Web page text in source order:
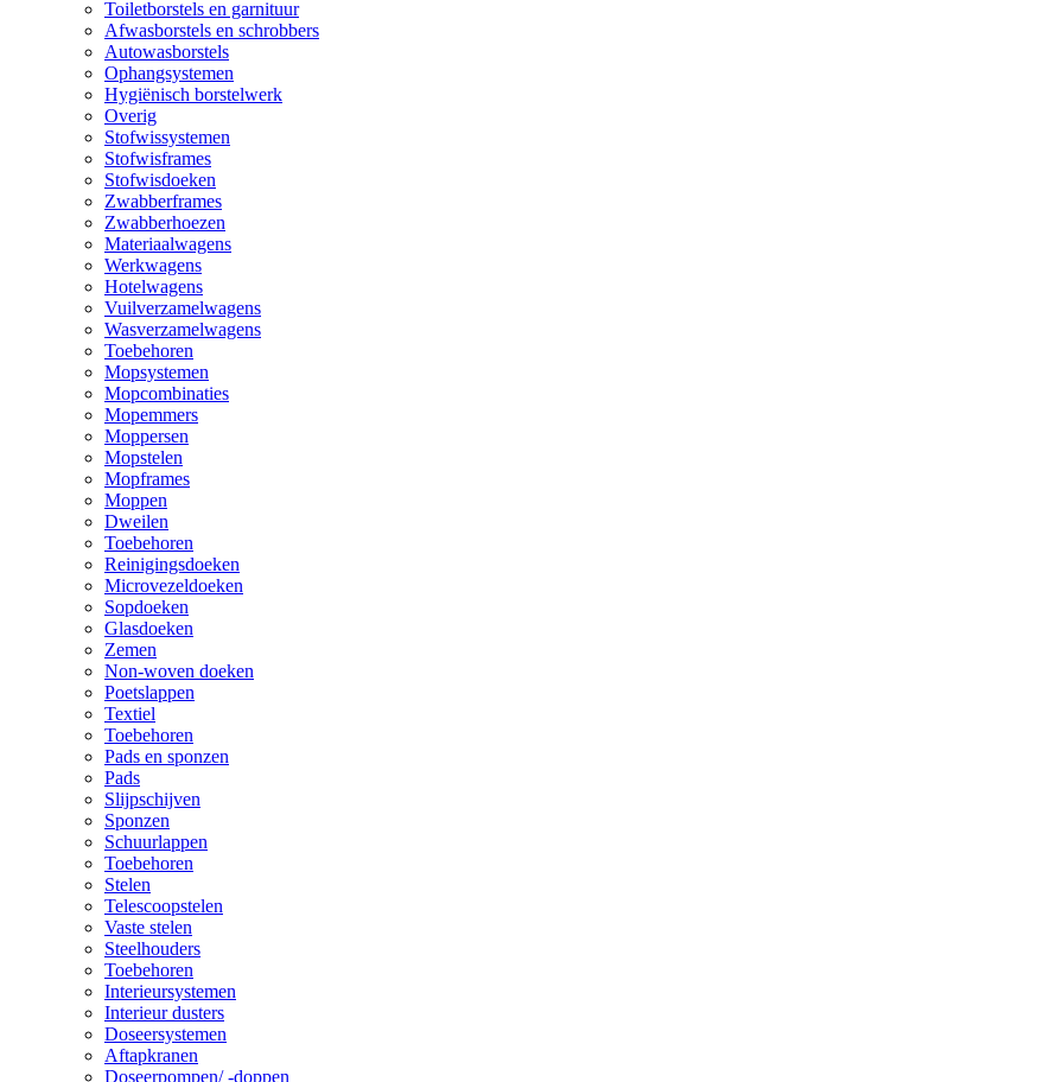
Toiletborstels en garnituur
Afwasborstels en schrobbers
Autowasborstels
Ophangsystemen
Hygiënisch borstelwerk
Overig
Stofwissystemen
Stofwisframes
Stofwisdoeken
Zwabberframes
Zwabberhoezen
Materiaalwagens
Werkwagens
Hotelwagens
Vuilverzamelwagens
Wasverzamelwagens
Toebehoren
Mopsystemen
Mopcombinaties
Mopemmers
Moppersen
Mopstelen
Mopframes
Moppen
Dweilen
Toebehoren
Reinigingsdoeken
Microvezeldoeken
Sopdoeken
Glasdoeken
Zemen
Non-woven doeken
Poetslappen
Textiel
Toebehoren
Pads en sponzen
Pads
Slijpschijven
Sponzen
Schuurlappen
Toebehoren
Stelen
Telescoopstelen
Vaste stelen
Steelhouders
Toebehoren
Interieursystemen
Interieur dusters
Doseersystemen
Aftapkranen
Doseerpompen/ -doppen